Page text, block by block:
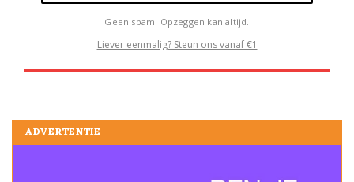
Geen spam. Opzeggen kan altijd.
Liever eenmalig? Steun ons vanaf €1
ADVERTENTIE